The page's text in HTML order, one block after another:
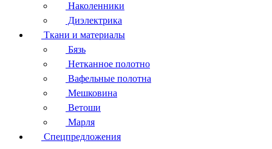
Наколенники
Диэлектрика
Ткани и материалы
Бязь
Нетканное полотно
Вафельные полотна
Мешковина
Ветоши
Марля
Спецпредложения